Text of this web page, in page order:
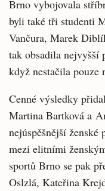
Brno vybojovala
byli také tři studenti
Vančura, Marek
tak obsadila nejvyšší
když nestačila pouze
Cenné výsledky
Martina Bartková a
nejúspěšnější
mezi elitními
sportů Brno se pak
Oslzlá, Kateřina